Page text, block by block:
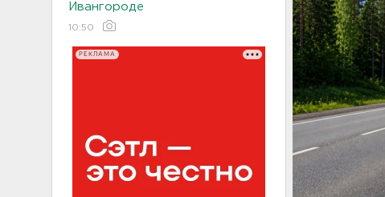
Ивангороде
10:50
РЕКЛАМА